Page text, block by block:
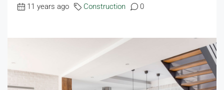
11 years ago Construction 0